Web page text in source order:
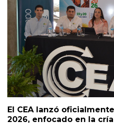
El CEA lanzó
2026, enfocado en la